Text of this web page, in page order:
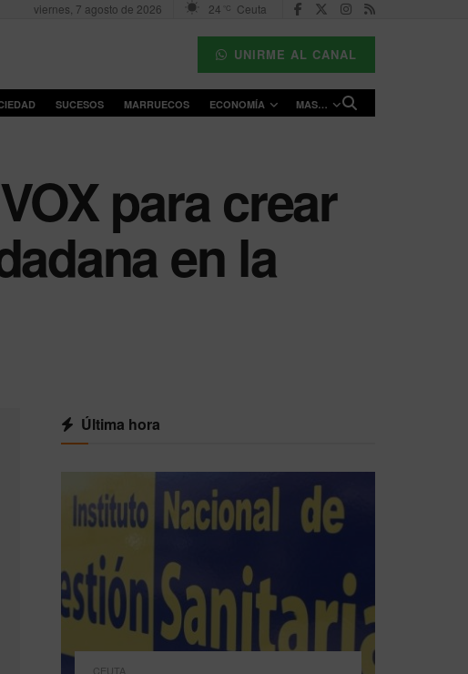
viernes, 7 agosto de 2026 24 °C Ceuta
UNIRME AL CANAL
SUCESOS MARRUECOS ECONOMÍA MAS…
para crear
en la
Última hora
CEUTA